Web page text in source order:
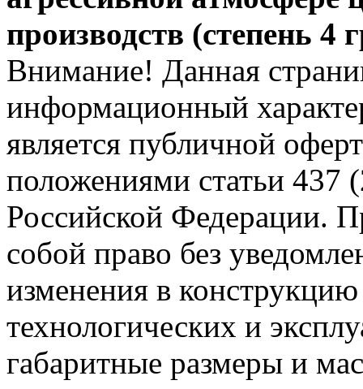
производств (степень
Внимание! Данная
информационный
является публичной
положениями статьи 437
Российской Федерации.
собой право без
изменения в
технологических и
габаритные размеры и